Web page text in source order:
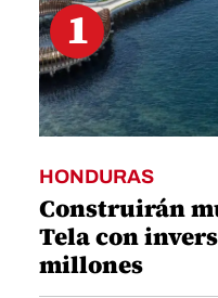
1
HONDURAS
Construirán
Tela con
millones